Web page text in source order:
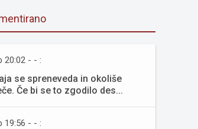
20:02 - - :
se spreneveda in okoliše
Če bi se to zgodilo des...
19:56 - - :